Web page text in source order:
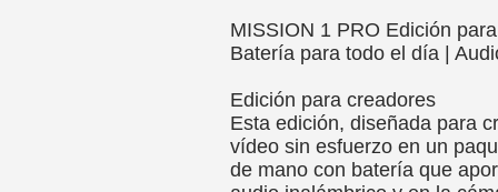
MISSION 1 PRO Edición
Batería para todo el día |
Edición para creadores
Esta edición, diseñada para
vídeo sin esfuerzo en un
de mano con batería que